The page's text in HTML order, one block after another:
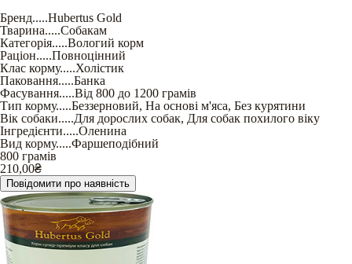
Бренд.....Hubertus Gold
Тварина.....Собакам
Категорія.....Вологий корм
Раціон.....Повноцінний
Клас корму.....Холістик
Паковання.....Банка
Фасування.....Від 800 до 1200 грамів
Тип корму.....Беззерновий, На основі м'яса, Без курятини
Вік собаки.....Для дорослих собак, Для собак похилого віку
Інгредієнти.....Оленина
Вид корму.....Фаршеподібний
800 грамів
210,00₴
Повідомити про наявність